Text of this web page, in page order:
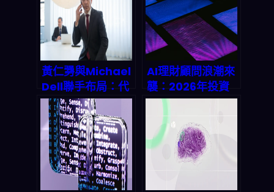
黃仁勥與Michael
Dell聯手布局：代
理式AI引爆企業IT
基建4大革命，
2027年市場規模
衝上兆美元
AI理財顧問浪潮來
襲：2026年投資
者必須知道的AI金
融建議真相與風險